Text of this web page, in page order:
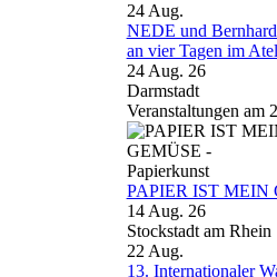
24 Aug.
NEDE und
an vier Tagen im
24 Aug. 26
Darmstadt
Veranstaltungen am
PAPIER IST MEIN
14 Aug. 26
Stockstadt am Rhein
22 Aug.
13. Internationaler